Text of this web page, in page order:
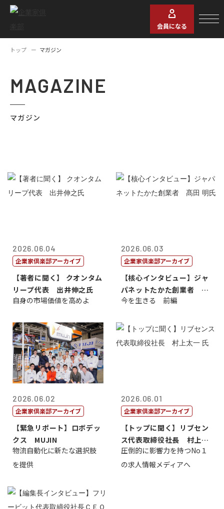
会員になる
トップ マガジン
MAGAZINE
マガジン
2026.06.04
企業家倶楽部アーカイブ
【著者に聞く】 クオンタム
リープ代表 出井伸之氏
自身の市場価値を高めよ
2026.06.03
企業家倶楽部アーカイブ
【核心インタビュー】ジャ
パネットたかた創業者 髙
田 明氏
今を生きる 前編
2026.06.02
企業家倶楽部アーカイブ
【緊急リポート】ロボデッ
クス MUJIN
物流自動化に新たな選択肢
を提供
2026.06.01
企業家倶楽部アーカイブ
【トップに聞く】リブセン
ス代表取締役社長 村上太
一 氏
圧倒的に影響力を持つNo１
の求人情報メディアへ